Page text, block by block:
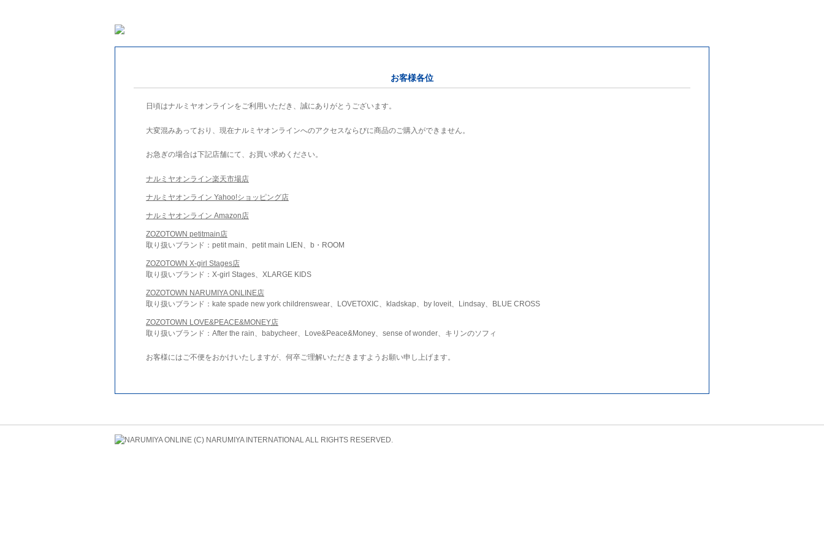
お客様各位
日頃はナルミヤオンラインをご利用いただき、誠にありがとうございます。
大変混みあっており、現在ナルミヤオンラインへのアクセスならびに商品のご購入ができません。
お急ぎの場合は下記店舗にて、お買い求めください。
ナルミヤオンライン楽天市場店
ナルミヤオンライン Yahoo!ショッピング店
ナルミヤオンライン Amazon店
ZOZOTOWN petitmain店
取り扱いブランド：petit main、petit main LIEN、b・ROOM
ZOZOTOWN X-girl Stages店
取り扱いブランド：X-girl Stages、XLARGE KIDS
ZOZOTOWN NARUMIYA ONLINE店
取り扱いブランド：kate spade new york childrenswear、LOVETOXIC、kladskap、by loveit、Lindsay、BLUE CROSS
ZOZOTOWN LOVE&PEACE&MONEY店
取り扱いブランド：After the rain、babycheer、Love&Peace&Money、sense of wonder、キリンのソフィ
お客様にはご不便をおかけいたしますが、何卒ご理解いただきますようお願い申し上げます。